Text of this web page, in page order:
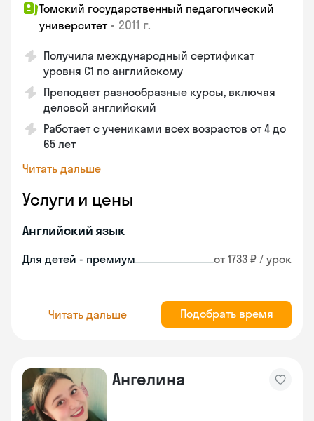
Томский государственный педагогический
университет • 2011 г.
Получила международный сертификат
уровня C1 по английскому
Преподает разнообразные курсы, включая
деловой английский
Работает с учениками всех возрастов от 4 до
65 лет
Читать дальше
Услуги и цены
Английский язык
Для детей - премиум от 1733 ₽ / урок
Читать дальше Подобрать время
Ангелина